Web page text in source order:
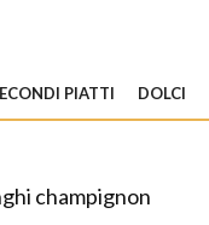
PIATTI DOLCI
champignon